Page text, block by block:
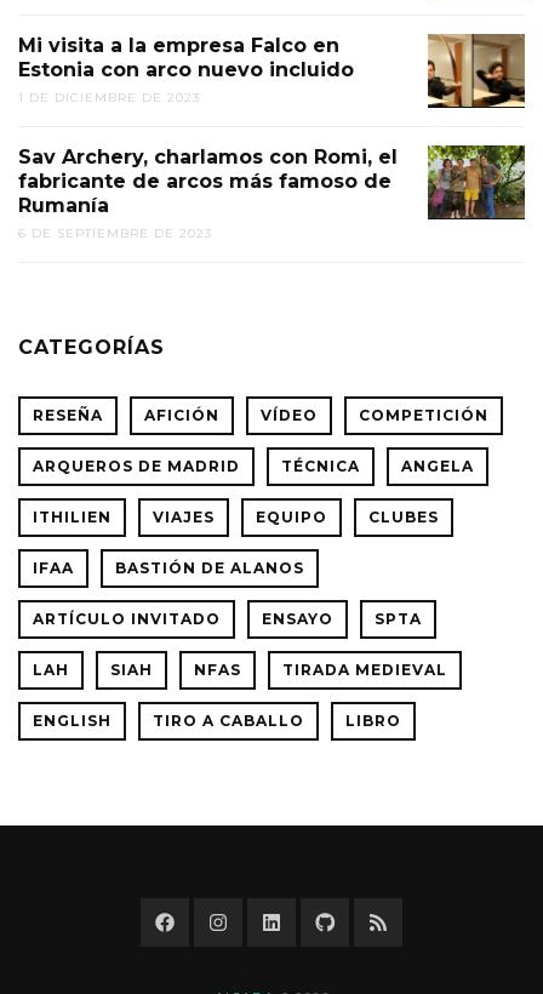
Mi visita a la empresa Falco en
Estonia con arco nuevo incluido
1 DE DICIEMBRE DE 2023
Sav Archery, charlamos con Romi, el
fabricante de arcos más famoso de
Rumanía
6 DE SEPTIEMBRE DE 2023
CATEGORÍAS
RESEÑA AFICIÓN VÍDEO COMPETICIÓN
ARQUEROS DE MADRID TÉCNICA ANGELA
ITHILIEN VIAJES EQUIPO CLUBES
IFAA BASTIÓN DE ALANOS
ARTÍCULO INVITADO ENSAYO SPTA
LAH SIAH NFAS TIRADA MEDIEVAL
ENGLISH TIRO A CABALLO LIBRO